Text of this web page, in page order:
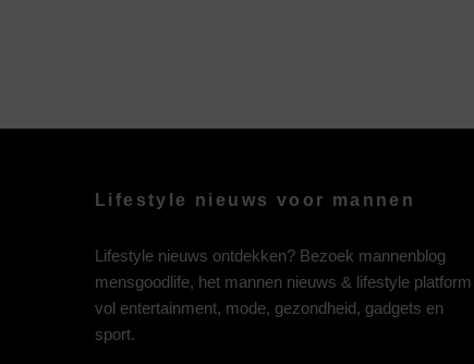
Lifestyle nieuws voor mannen
Lifestyle nieuws ontdekken? Bezoek mannenblog
mensgoodlife, het mannen nieuws & lifestyle platform
vol entertainment, mode, gezondheid, gadgets en
sport.